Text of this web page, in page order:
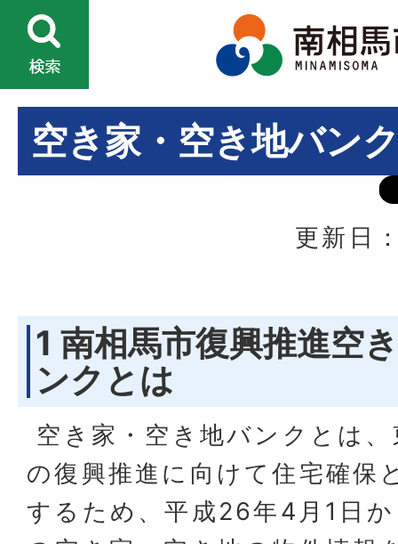
空き家・空き地バン
更新日
1 南相馬市復興推進空
ンクとは
空き家・空き地バンクとは
の復興推進に向けて住宅確保
するため、平成26年4月1日